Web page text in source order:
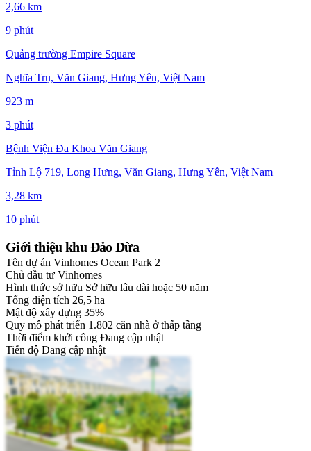
2,66 km
9 phút
Quảng trường Empire Square
Nghĩa Trụ, Văn Giang, Hưng Yên, Việt Nam
923 m
3 phút
Bệnh Viện Đa Khoa Văn Giang
Tỉnh Lộ 719, Long Hưng, Văn Giang, Hưng Yên, Việt Nam
3,28 km
10 phút
Giới thiệu khu Đảo Dừa
Tên dự án Vinhomes Ocean Park 2
Chủ đầu tư Vinhomes
Hình thức sở hữu Sở hữu lâu dài hoặc 50 năm
Tổng diện tích 26,5 ha
Mật độ xây dựng 35%
Quy mô phát triển 1.802 căn nhà ở thấp tầng
Thời điểm khởi công Đang cập nhật
Tiến độ Đang cập nhật